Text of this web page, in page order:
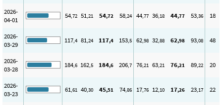
2026-
04-01
54,72 51,21 54,72 58,24 44,77 36,18 44,77 53,36 18
2026-
03-29
117,4 81,24 117,4 153,5 62,98 32,88 62,98 93,08 48
2026-
03-28
184,6 162,5 184,6 206,7 76,21 63,21 76,21 89,22 20
2026-
03-23
61,61 40,30 45,51 74,86 17,76 12,10 17,26 23,17 22